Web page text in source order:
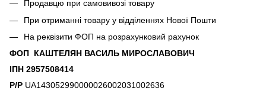
Продавцю при самовивозі товару
При отриманні товару у відділеннях Нової Пошти
На реквізити ФОП на розрахунковий рахунок
ФОП КАШТЕЛЯН ВАСИЛЬ МИРОСЛАВОВИЧ
ІПН 2957508414
Р/Р UA143052990000026002031002636